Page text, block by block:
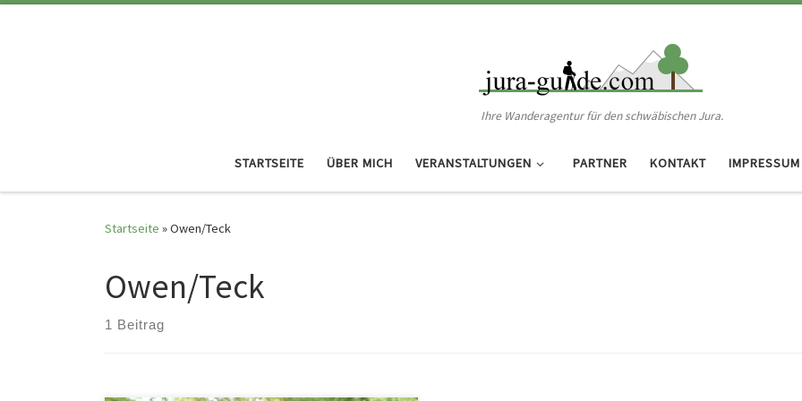
Ihre Wanderagentur für den schwäbischen Jura.
STARTSEITE ÜBER MICH VERANSTALTUNGEN PARTNER KONTAKT
Startseite »Owen/Teck
Owen/Teck
1 Beitrag